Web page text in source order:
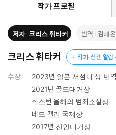
하고 마는 해적 패치는 그녀를 다
세월이 되고, 희망이 집착이 되고
남는 것은 무엇일까?
작가 프로필
저자 크리스 휘타커 번역 김해온
크리스 휘타커 작가 신간 알림
수상
2023년 일본 서점 대상 번
2021년 골드대거상
식스턴 올해의 범죄소설상
네드 켈리 국제상
2017년 신인대거상